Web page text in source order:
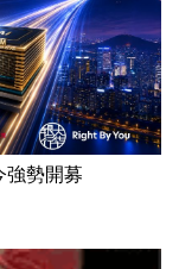
強勢開募